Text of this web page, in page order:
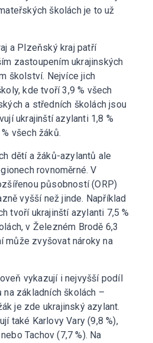
školách je to už
a Plzeňský kraj patří
zastoupením ukrajinských
školství. Nejvíce jich
kde tvoří 3,9 % všech
a středních školách jsou
ukrajinští azylanti 1,8 %
všech žáků.
dětí a žáků-azylantů ale
rovnoměrné. V
působností (ORP)
vyšší než jinde. Například
tvoří ukrajinští azylanti 7,5 %
v Železném Brodě 6,3
může zvyšovat nároky na
vykazují i nejvyšší podíl
na základních školách –
je zde ukrajinský azylant.
také Karlovy Vary (9,8 %),
Tachov (7,7 %). Na